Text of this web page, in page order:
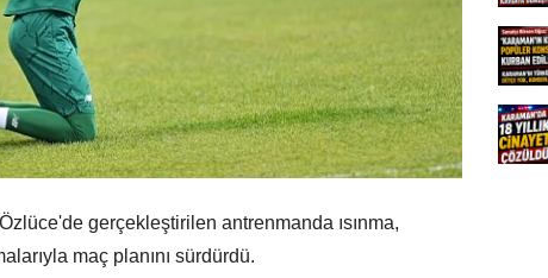
gerçekleştirilen antrenmanda ısınma,
maç planını sürdürdü.